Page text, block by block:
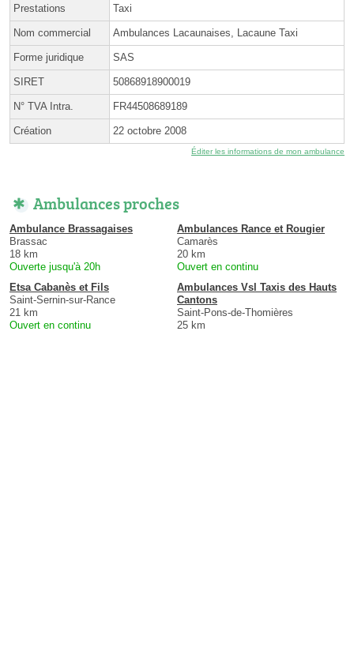
Prestations Taxi
Nom commercial Ambulances Lacaunaises, Lacaune Taxi
Forme juridique SAS
SIRET 50868918900019
N° TVA Intra. FR44508689189
Création 22 octobre 2008
Éditer les informations de mon ambulance
Ambulances proches
Ambulance Brassagaises
Brassac
18 km
Ouverte jusqu'à 20h
Ambulances Rance et Rougier
Camarès
20 km
Ouvert en continu
Etsa Cabanès et Fils
Saint-Sernin-sur-Rance
21 km
Ouvert en continu
Ambulances Vsl Taxis des Hauts
Cantons
Saint-Pons-de-Thomières
25 km